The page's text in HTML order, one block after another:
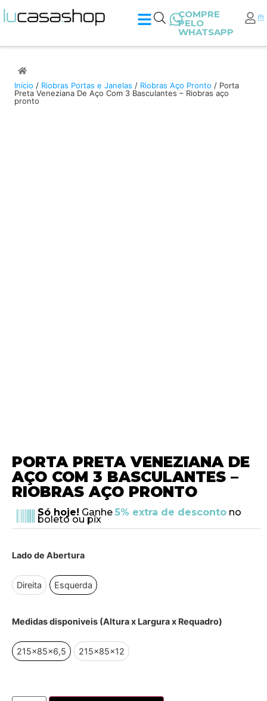
COMPRE
PELO
WHATSAPP
Início / Riobras Portas e Janelas / Riobras Aço Pronto / Porta
Preta Veneziana De Aço Com 3 Basculantes – Riobras aço
pronto
PORTA PRETA VENEZIANA DE
AÇO COM 3 BASCULANTES –
RIOBRAS AÇO PRONTO
Só hoje! Ganhe 5% extra de descontono
boleto ou pix
Lado de Abertura
Direita Esquerda
Medidas disponiveis (Altura x Largura x Requadro)
215x85x6,5 215x85x12